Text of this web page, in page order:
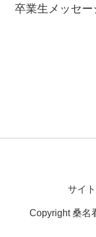
卒業生メッセー
サイ
Copyright 桑名